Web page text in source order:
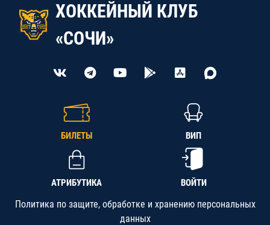
ХОККЕЙНЫЙ КЛУБ
«СОЧИ»
БИЛЕТЫ ВИП
АТРИБУТИКА ВОЙТИ
Политика по защите, обработке и хранению персональных
данных